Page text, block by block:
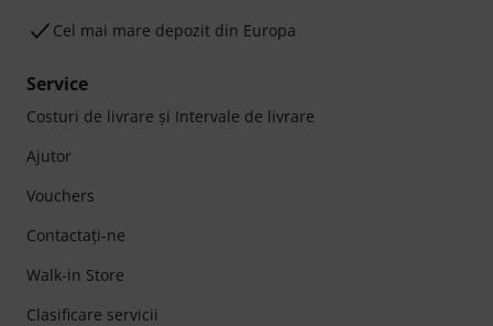
Cel mai mare depozit din Europa
Service
Costuri de livrare şi Intervale de livrare
Ajutor
Vouchers
Contactaţi-ne
Walk-in Store
Clasificare servicii